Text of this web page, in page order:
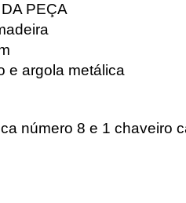
PEÇA
e argola metálica
número 8 e 1 chaveiro